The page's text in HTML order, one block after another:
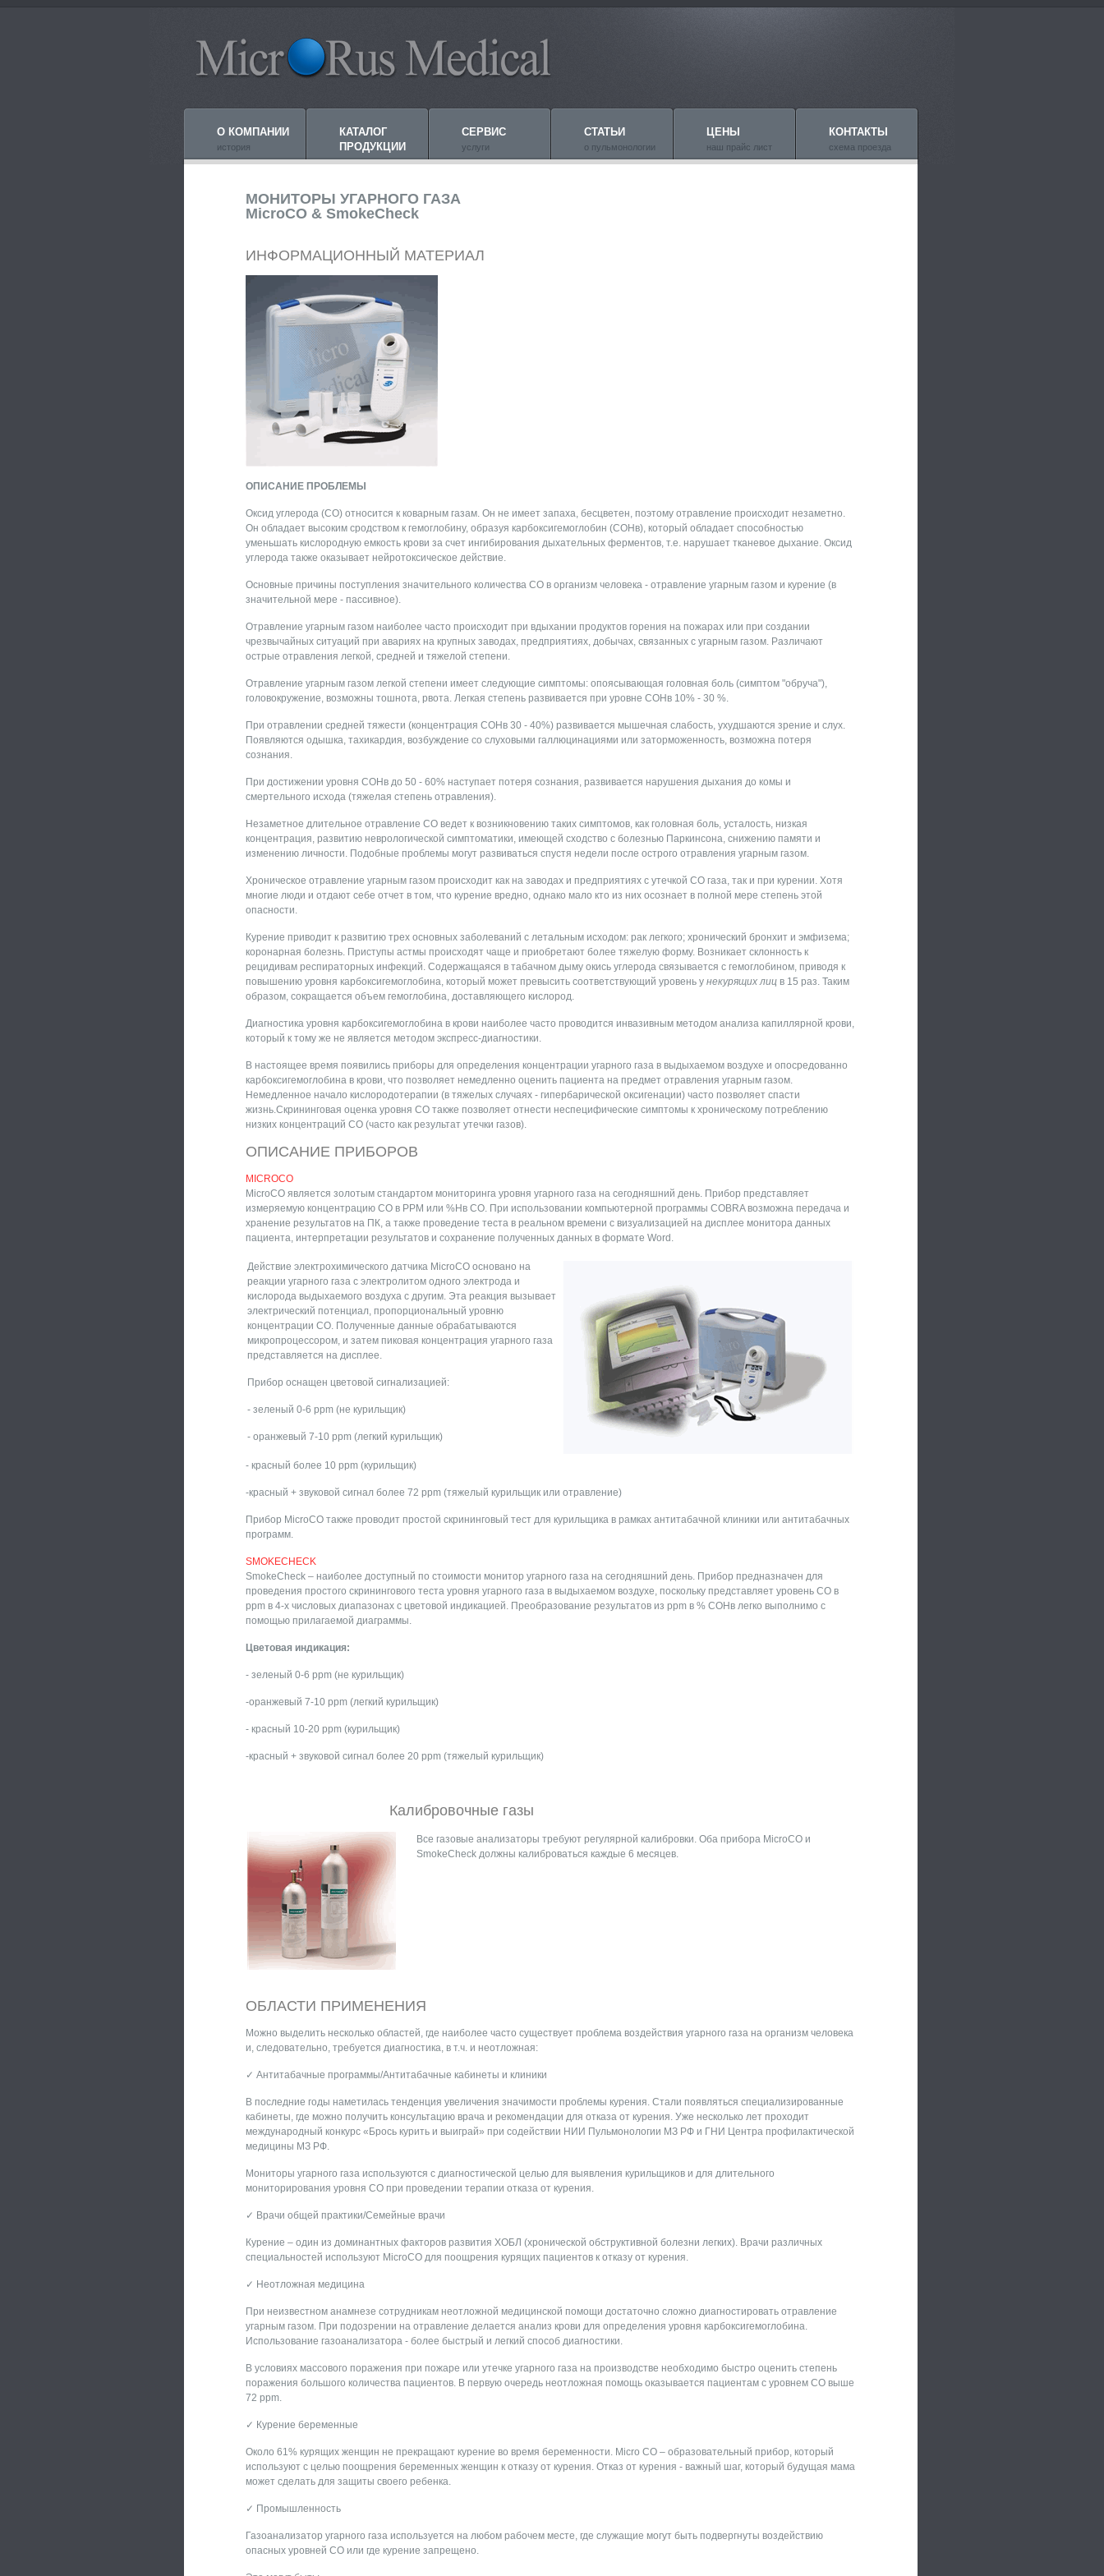
О КОМПАНИИ
история
КАТАЛОГ
ПРОДУКЦИИ
СЕРВИС
услуги
СТАТЬИ
о пульмонологии
ЦЕНЫ
наш прайс лист
КОНТАКТЫ
схема проезда
МОНИТОРЫ УГАРНОГО ГАЗА
MicroCO & SmokeCheck
ИНФОРМАЦИОННЫЙ МАТЕРИАЛ
ОПИСАНИЕ ПРОБЛЕМЫ
Оксид углерода (СО) относится к коварным газам. Он не имеет запаха, бесцветен, поэтому отравление происходит незаметно.
Он обладает высоким сродством к гемоглобину, образуя карбоксигемоглобин (СОНв), который обладает способностью
уменьшать кислородную емкость крови за счет ингибирования дыхательных ферментов, т.е. нарушает тканевое дыхание. Оксид
углерода также оказывает нейротоксическое действие.
Основные причины поступления значительного количества СО в организм человека - отравление угарным газом и курение (в
значительной мере - пассивное).
Отравление угарным газом наиболее часто происходит при вдыхании продуктов горения на пожарах или при создании
чрезвычайных ситуаций при авариях на крупных заводах, предприятиях, добычах, связанных с угарным газом. Различают
острые отравления легкой, средней и тяжелой степени.
Отравление угарным газом легкой степени имеет следующие симптомы: опоясывающая головная боль (симптом "обруча"),
головокружение, возможны тошнота, рвота. Легкая степень развивается при уровне СОНв 10% - 30 %.
При отравлении средней тяжести (концентрация СОНв 30 - 40%) развивается мышечная слабость, ухудшаются зрение и слух.
Появляются одышка, тахикардия, возбуждение со слуховыми галлюцинациями или заторможенность, возможна потеря
сознания.
При достижении уровня СОНв до 50 - 60% наступает потеря сознания, развивается нарушения дыхания до комы и
смертельного исхода (тяжелая степень отравления).
Незаметное длительное отравление СО ведет к возникновению таких симптомов, как головная боль, усталость, низкая
концентрация, развитию неврологической симптоматики, имеющей сходство с болезнью Паркинсона, снижению памяти и
изменению личности. Подобные проблемы могут развиваться спустя недели после острого отравления угарным газом.
Хроническое отравление угарным газом происходит как на заводах и предприятиях с утечкой СО газа, так и при курении. Хотя
многие люди и отдают себе отчет в том, что курение вредно, однако мало кто из них осознает в полной мере степень этой
опасности.
Курение приводит к развитию трех основных заболеваний с летальным исходом: рак легкого; хронический бронхит и эмфизема;
коронарная болезнь. Приступы астмы происходят чаще и приобретают более тяжелую форму. Возникает склонность к
рецидивам респираторных инфекций. Содержащаяся в табачном дыму окись углерода связывается с гемоглобином, приводя к
повышению уровня карбоксигемоглобина, который может превысить соответствующий уровень у некурящих лиц в 15 раз. Таким
образом, сокращается объем гемоглобина, доставляющего кислород.
Диагностика уровня карбоксигемоглобина в крови наиболее часто проводится инвазивным методом анализа капиллярной крови,
который к тому же не является методом экспресс-диагностики.
В настоящее время появились приборы для определения концентрации угарного газа в выдыхаемом воздухе и опосредованно
карбоксигемоглобина в крови, что позволяет немедленно оценить пациента на предмет отравления угарным газом.
Немедленное начало кислородотерапии (в тяжелых случаях - гипербарической оксигенации) часто позволяет спасти
жизнь.Скрининговая оценка уровня СО также позволяет отнести неспецифические симптомы к хроническому потреблению
низких концентраций СО (часто как результат утечки газов).
ОПИСАНИЕ ПРИБОРОВ
MICROCO
MicroCO является золотым стандартом мониторинга уровня угарного газа на сегодняшний день. Прибор представляет
измеряемую концентрацию СО в PPM или %Hв CO. При использовании компьютерной программы COBRA возможна передача и
хранение результатов на ПК, а также проведение теста в реальном времени с визуализацией на дисплее монитора данных
пациента, интерпретации результатов и сохранение полученных данных в формате Word.
Действие электрохимического датчика MicroCO основано на
реакции угарного газа с электролитом одного электрода и
кислорода выдыхаемого воздуха с другим. Эта реакция вызывает
электрический потенциал, пропорциональный уровню
концентрации СО. Полученные данные обрабатываются
микропроцессором, и затем пиковая концентрация угарного газа
представляется на дисплее.
Прибор оснащен цветовой сигнализацией:
- зеленый 0-6 ppm (не курильщик)
- оранжевый 7-10 ppm (легкий курильщик)
- красный более 10 ppm (курильщик)
-красный + звуковой сигнал более 72 ppm (тяжелый курильщик или отравление)
Прибор MicroCO также проводит простой скрининговый тест для курильщика в рамках антитабачной клиники или антитабачных
программ.
SMOKECHECK
SmokeCheck – наиболее доступный по стоимости монитор угарного газа на сегодняшний день. Прибор предназначен для
проведения простого скринингового теста уровня угарного газа в выдыхаемом воздухе, поскольку представляет уровень СО в
ppm в 4-х числовых диапазонах с цветовой индикацией. Преобразование результатов из ppm в % COHв легко выполнимо с
помощью прилагаемой диаграммы.
Цветовая индикация:
- зеленый 0-6 ppm (не курильщик)
-оранжевый 7-10 ppm (легкий курильщик)
- красный 10-20 ppm (курильщик)
-красный + звуковой сигнал более 20 ppm (тяжелый курильщик)
Калибровочные газы
Все газовые анализаторы требуют регулярной калибровки. Оба прибора MicroCO и
SmokeCheck должны калиброваться каждые 6 месяцев.
ОБЛАСТИ ПРИМЕНЕНИЯ
Можно выделить несколько областей, где наиболее часто существует проблема воздействия угарного газа на организм человека
и, следовательно, требуется диагностика, в т.ч. и неотложная:
✓ Антитабачные программы/Антитабачные кабинеты и клиники
В последние годы наметилась тенденция увеличения значимости проблемы курения. Стали появляться специализированные
кабинеты, где можно получить консультацию врача и рекомендации для отказа от курения. Уже несколько лет проходит
международный конкурс «Брось курить и выиграй» при содействии НИИ Пульмонологии МЗ РФ и ГНИ Центра профилактической
медицины МЗ РФ.
Мониторы угарного газа используются с диагностической целью для выявления курильщиков и для длительного
мониторирования уровня СО при проведении терапии отказа от курения.
✓ Врачи общей практики/Семейные врачи
Курение – один из доминантных факторов развития ХОБЛ (хронической обструктивной болезни легких). Врачи различных
специальностей используют MicroCO для поощрения курящих пациентов к отказу от курения.
✓ Неотложная медицина
При неизвестном анамнезе сотрудникам неотложной медицинской помощи достаточно сложно диагностировать отравление
угарным газом. При подозрении на отравление делается анализ крови для определения уровня карбоксигемоглобина.
Использование газоанализатора - более быстрый и легкий способ диагностики.
В условиях массового поражения при пожаре или утечке угарного газа на производстве необходимо быстро оценить степень
поражения большого количества пациентов. В первую очередь неотложная помощь оказывается пациентам с уровнем СО выше
72 ppm.
✓ Курение беременные
Около 61% курящих женщин не прекращают курение во время беременности. Micro CO – образовательный прибор, который
используют с целью поощрения беременных женщин к отказу от курения. Отказ от курения - важный шаг, который будущая мама
может сделать для защиты своего ребенка.
✓ Промышленность
Газоанализатор угарного газа используется на любом рабочем месте, где служащие могут быть подвергнуты воздействию
опасных уровней СО или где курение запрещено.